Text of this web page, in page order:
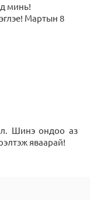
минь!
Мартын 8
Шинэ ондоо аз
яваарай!